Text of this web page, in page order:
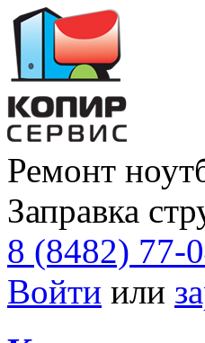
Ремонт
Заправка
8 (8482) 77-
Войти или